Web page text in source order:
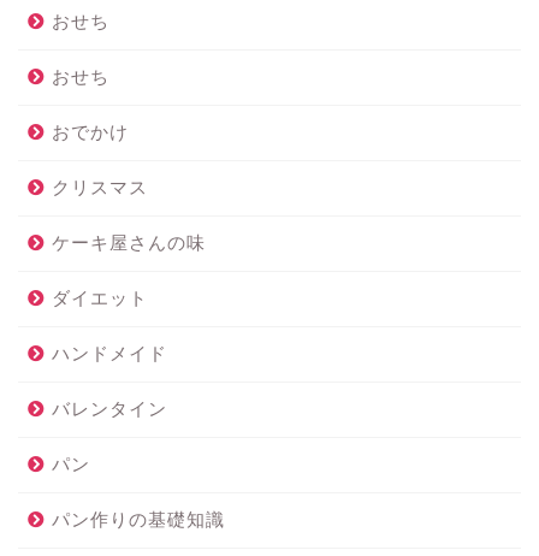
おせち
おせち
おでかけ
クリスマス
ケーキ屋さんの味
ダイエット
ハンドメイド
バレンタイン
パン
パン作りの基礎知識